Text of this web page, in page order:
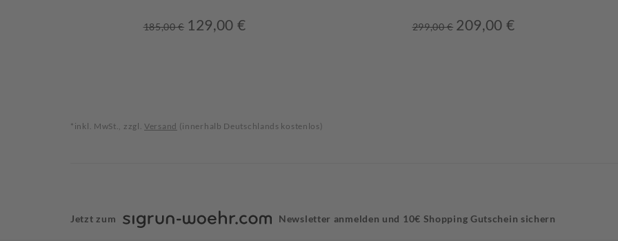
185,00 € 129,00 € 299,00 € 209,00 €
*inkl. MwSt., zzgl. Versand (innerhalb Deutschlands kostenlos)
Jetzt zum Newsletter anmelden und 10€ Shopping Gutschein sichern